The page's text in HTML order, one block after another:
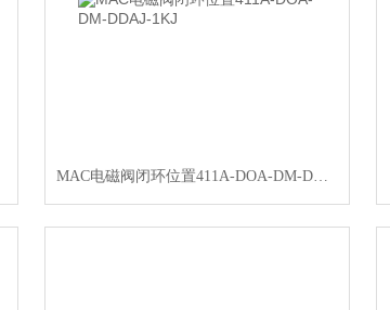
MAC电磁阀闭环位置411A-DOA-DM-DDAJ-1KJ